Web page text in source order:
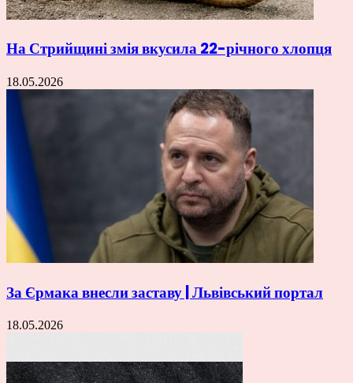
На Стрийщині змія вкусила 22-річного хлопця
18.05.2026
За Єрмака внесли заставу | Львівський портал
18.05.2026